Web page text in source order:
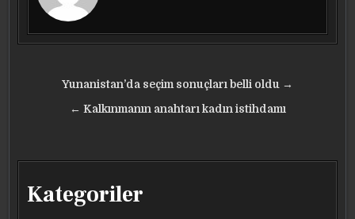
gezinmesi
Yunanistan’da seçim sonuçları belli oldu →
← Kalkınmanın anahtarı kadın istihdamı
Kategoriler